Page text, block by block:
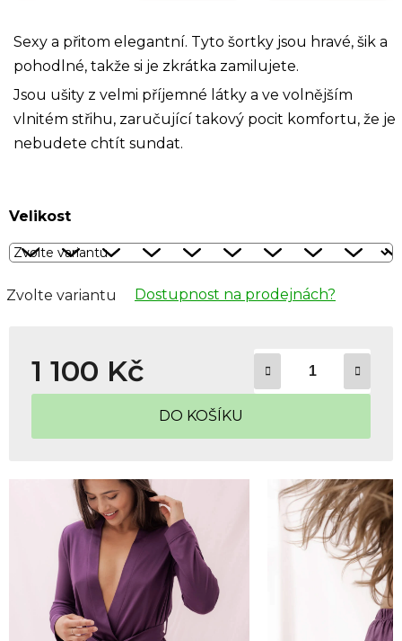
Sexy a přitom elegantní. Tyto šortky jsou hravé, šik a
pohodlné, takže si je zkrátka zamilujete.
Jsou ušity z velmi příjemné látky a ve volnějším
vlnitém střihu, zaručující takový pocit komfortu, že je
nebudete chtít sundat.
Velikost
Zvolte variantu Dostupnost na prodejnách?
1 100 Kč
Měrná cena:
DO KOŠÍKU